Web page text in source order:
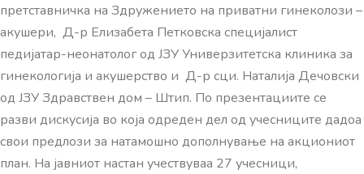
претставничка на Здружението на приватни гинеколози –
акушери, Д-р Елизабета Петковска специјалист
педијатар-неонатолог од ЈЗУ Универзитетска клиника за
гинекологија и акушерство и Д-р сци. Наталија Дечовски
од ЈЗУ Здравствен дом – Штип. По презентациите се
разви дискусија во која одреден дел од учесниците дадоа
свои предлози за натамошно дополнување на акциониот
план. На јавниот настан учествуваа 27 учесници,